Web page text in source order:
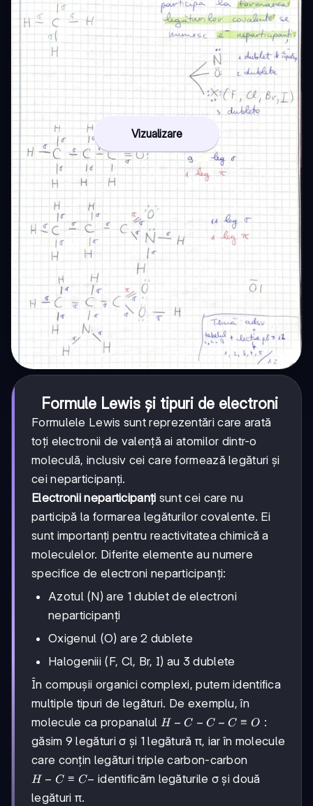
Vizualizare
Formule Lewis și tipuri de electroni
Formulele Lewis sunt reprezentări care arată
toți electronii de valență ai atomilor dintr-o
moleculă, inclusiv cei care formează legături și
cei neparticipanți.
Electronii neparticipanți sunt cei care nu
participă la formarea legăturilor covalente. Ei
sunt importanți pentru reactivitatea chimică a
moleculelor. Diferite elemente au numere
specifice de electroni neparticipanți:
Azotul (N) are 1 dublet de electroni
neparticipanți
Oxigenul (O) are 2 dublete
Halogeniii (F, Cl, Br, I) au 3 dublete
În compușii organici complexi, putem identifica
multiple tipuri de legături. De exemplu, în
molecule ca propanalul H-C-
C-
C≡O:
H − C − C − C ≡ O :
găsim 9 legături σ și 1 legătură π, iar în molecule
care conțin legături triple carbon-carbon
H-
C≡C-
H − C ≡ C− identificăm legăturile σ și două
legături π.